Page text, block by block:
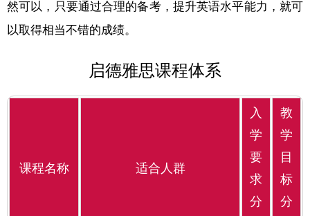
然可以，只要通过合理的备考，提升英语水平能力，就可
以取得相当不错的成绩。
启德雅思课程体系
课程名称 适合人群
入
学
要
求
分
教
学
目
标
分